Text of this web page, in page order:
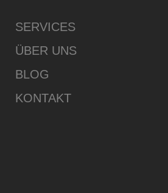
SERVICES
ÜBER UNS
BLOG
KONTAKT